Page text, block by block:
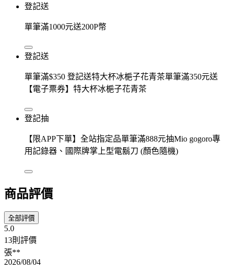
登記送
單筆滿1000元送200P幣
登記送
單筆滿$350 登記送特大杯冰梔子花青茶單筆滿350元送
【電子票券】特大杯冰梔子花青茶
登記抽
【限APP下單】全站指定品單筆滿888元抽Mio gogoro專
用記錄器、國際牌掌上型電鬍刀 (顏色隨機)
商品評價
全部評價
5.0
13則評價
張**
2026/08/04